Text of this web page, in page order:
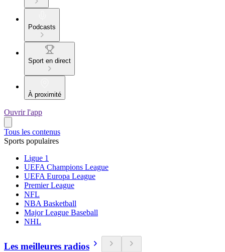
Podcasts
Sport en direct
À proximité
Ouvrir l'app
Tous les contenus
Sports populaires
Ligue 1
UEFA Champions League
UEFA Europa League
Premier League
NFL
NBA Basketball
Major League Baseball
NHL
Les meilleures radios